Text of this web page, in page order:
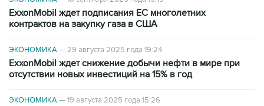
ExxonMobil ждет подписания ЕС многолетних
контрактов на закупку газа в США
ЭКОНОМИКА—29 августа 2025 года 19:24
ExxonMobil ждет снижение добычи нефти в мире при
отсутствии новых инвестиций на 15% в год
ЭКОНОМИКА—19 августа 2025 года 15:26